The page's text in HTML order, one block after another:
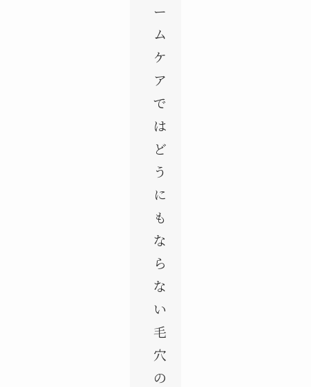
ー
ム
ケ
ア
で
は
ど
う
に
も
な
ら
な
い
毛
穴
の